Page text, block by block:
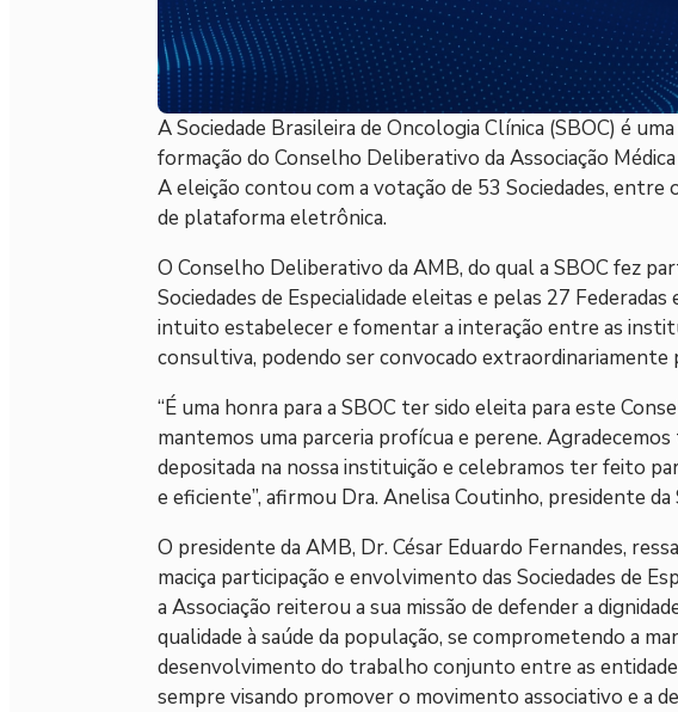
A Sociedade Brasileira de Oncologia Clínica (SBOC) é
formação do Conselho Deliberativo da Associação
A eleição contou com a votação de 53 Sociedades, entre
de plataforma eletrônica.
O Conselho Deliberativo da AMB, do qual a SBOC fez
Sociedades de Especialidade eleitas e pelas 27
intuito estabelecer e fomentar a interação entre as
consultiva, podendo ser convocado extraordinariamente
“É uma honra para a SBOC ter sido eleita para este
mantemos uma parceria profícua e perene. Agradecemos
depositada na nossa instituição e celebramos ter feito
e eficiente”, afirmou Dra. Anelisa Coutinho, presidente da
O presidente da AMB, Dr. César Eduardo Fernandes,
maciça participação e envolvimento das Sociedades de
a Associação reiterou a sua missão de defender a
qualidade à saúde da população, se comprometendo a
desenvolvimento do trabalho conjunto entre as
sempre visando promover o movimento associativo e a